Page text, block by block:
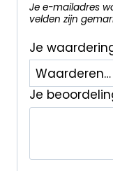
Je e-mailadres
velden zijn
Je
Je